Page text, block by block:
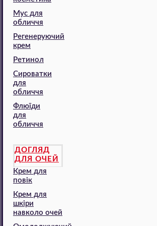
Мус для
обличчя
Регенеруючий
крем
Ретинол
Сироватки
для
обличчя
Флюїди
для
обличчя
ДОГЛЯД
ДЛЯ ОЧЕЙ
Крем для
повік
Крем для
шкіри
навколо очей